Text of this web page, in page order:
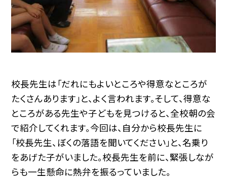
校長先生は「だれにもよいところや得意なところが
たくさんあります」と、よく言われます。そして、得意な
ところがある先生や子どもを見つけると、全校朝の会
で紹介してくれます。今回は、自分から校長先生に
「校長先生、ぼくの落語を聞いてください」と、名乗り
をあげた子がいました。校長先生を前に、緊張しなが
らも一生懸命に熱弁を振るっていました。